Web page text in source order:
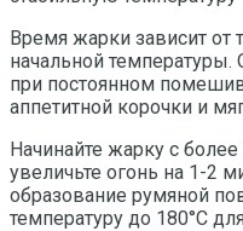
Время жарки зависит от
начальной
при постоянном
аппетитной корочки и
Начинайте жарку с
увеличьте огонь на 1-2
образование румяной
температуру до 180°C